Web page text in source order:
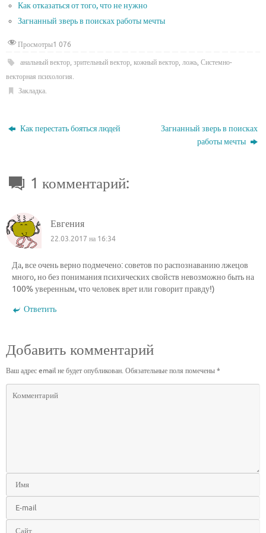
Как отказаться от того, что не нужно
Загнанный зверь в поисках работы мечты
Просмотры1 076
анальный вектор, зрительный вектор, кожный вектор, ложь, Системно-
векторная психология.
Закладка.
Как перестать бояться людей
Загнанный зверь в поисках
работы мечты
1 комментарий:
Евгения
22.03.2017 на 16:34
Да, все очень верно подмечено: советов по распознаванию лжецов
много, но без понимания психических свойств невозможно быть на
100% уверенным, что человек врет или говорит правду!)
Ответить
Добавить комментарий
Ваш адрес email не будет опубликован. Обязательные поля помечены*